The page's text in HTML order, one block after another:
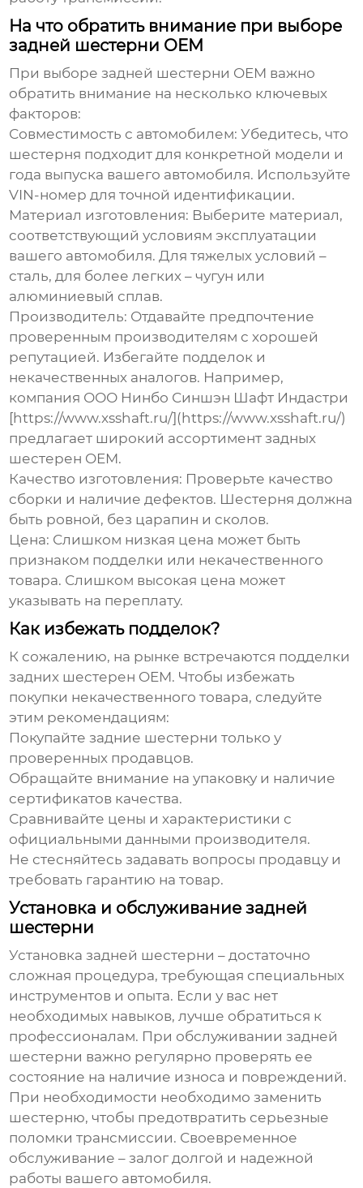
На что обратить внимание при выборе
задней шестерни OEM
При выборезадней шестерни OEM важно
обратить внимание на несколько ключевых
факторов:
Совместимость с автомобилем: Убедитесь, что
шестерня подходит для конкретной модели и
года выпуска вашего автомобиля. Используйте
VIN-номер для точной идентификации.
Материал изготовления: Выберите материал,
соответствующий условиям эксплуатации
вашего автомобиля. Для тяжелых условий –
сталь, для более легких – чугун или
алюминиевый сплав.
Производитель: Отдавайте предпочтение
проверенным производителям с хорошей
репутацией. Избегайте подделок и
некачественных аналогов. Например,
компания ООО Нинбо Синшэн Шафт Индастри
[https://www.xsshaft.ru/](https://www.xsshaft.ru/)
предлагает широкий ассортиментзадных
шестерен OEM.
Качество изготовления: Проверьте качество
сборки и наличие дефектов. Шестерня должна
быть ровной, без царапин и сколов.
Цена: Слишком низкая цена может быть
признаком подделки или некачественного
товара. Слишком высокая цена может
указывать на переплату.
Как избежать подделок?
К сожалению, на рынке встречаются подделки
задних шестерен OEM. Чтобы избежать
покупки некачественного товара, следуйте
этим рекомендациям:
Покупайтезадние шестерни только у
проверенных продавцов.
Обращайте внимание на упаковку и наличие
сертификатов качества.
Сравнивайте цены и характеристики с
официальными данными производителя.
Не стесняйтесь задавать вопросы продавцу и
требовать гарантию на товар.
Установка и обслуживание задней
шестерни
Установказадней шестерни – достаточно
сложная процедура, требующая специальных
инструментов и опыта. Если у вас нет
необходимых навыков, лучше обратиться к
профессионалам. При обслуживаниизадней
шестерни важно регулярно проверять ее
состояние на наличие износа и повреждений.
При необходимости необходимо заменить
шестерню, чтобы предотвратить серьезные
поломки трансмиссии. Своевременное
обслуживание – залог долгой и надежной
работы вашего автомобиля.